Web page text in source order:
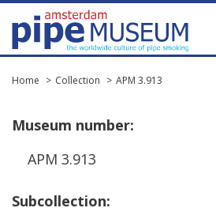
Home Collection APM 3.913
Museum number:
APM 3.913
Subcollection: